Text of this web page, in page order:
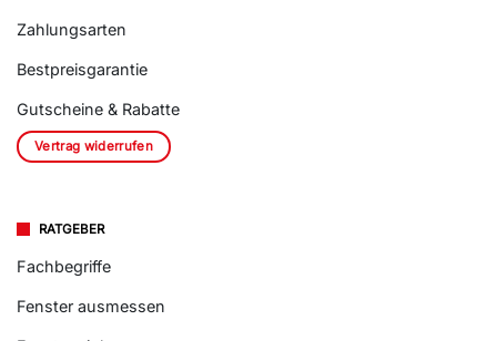
Zahlungsarten
Bestpreisgarantie
Gutscheine & Rabatte
Vertrag widerrufen
RATGEBER
Fachbegriffe
Fenster ausmessen